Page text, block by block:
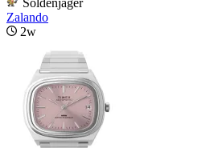
Soldenjager
Zalando
2w